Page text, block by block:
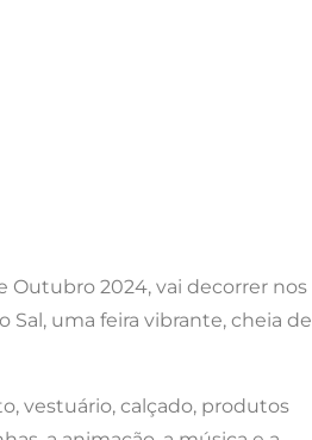
Outubro 2024, vai decorrer nos
uma feira vibrante, cheia de
vestuário, calçado, produtos